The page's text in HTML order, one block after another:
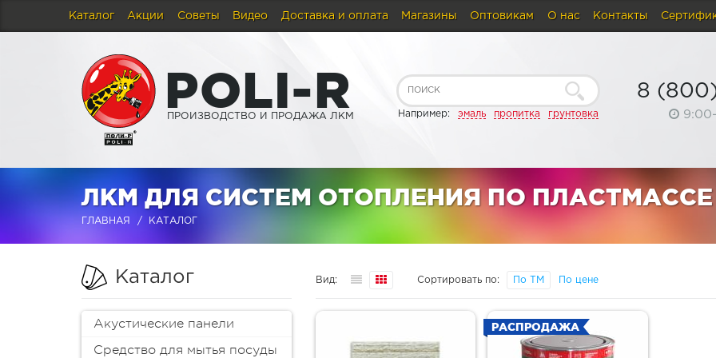
Каталог Акции Советы Видео Доставка и оплата Магазины Оптовикам О нас Контакты
POLI-R
ПРОИЗВОДСТВО И ПРОДАЖА ЛКМ Например: эмаль пропитка грунтовка
8
ЛКМ ДЛЯ СИСТЕМ ОТОПЛЕНИЯ ПО ПЛАСТМАССЕ
ГЛАВНАЯ КАТАЛОГ
Каталог
Акустические панели
Средство для мытья посуды
Вид: Сортировать по: По ТМ По цене
РАСПРОДАЖА